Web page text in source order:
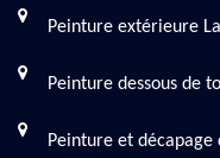
Peinture extérieure
Peinture dessous de
Peinture et